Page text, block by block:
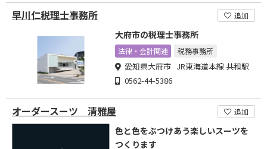
早川仁税理士事務所 追加
大府市の税理士事務所
法律・会計関連 税務事務所
愛知県大府市 JR東海道本線 共和駅
0562-44-5386
オーダースーツ 清雅屋 追加
色と色をぶつけあう楽しいスーツを
つくります